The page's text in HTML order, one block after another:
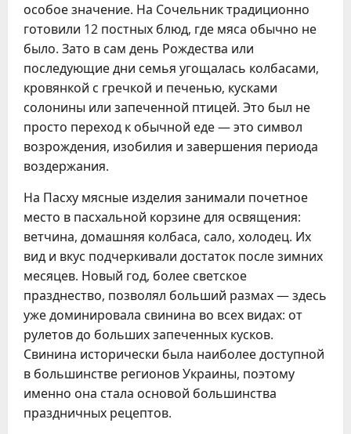
особое значение. На Сочельник традиционно
готовили 12 постных блюд, где мяса обычно не
было. Зато в сам день Рождества или
последующие дни семья угощалась колбасами,
кровянкой с гречкой и печенью, кусками
солонины или запеченной птицей. Это был не
просто переход к обычной еде — это символ
возрождения, изобилия и завершения периода
воздержания.
На Пасху мясные изделия занимали почетное
место в пасхальной корзине для освящения:
ветчина, домашняя колбаса, сало, холодец. Их
вид и вкус подчеркивали достаток после зимних
месяцев. Новый год, более светское
празднество, позволял больший размах — здесь
уже доминировала свинина во всех видах: от
рулетов до больших запеченных кусков.
Свинина исторически была наиболее доступной
в большинстве регионов Украины, поэтому
именно она стала основой большинства
праздничных рецептов.